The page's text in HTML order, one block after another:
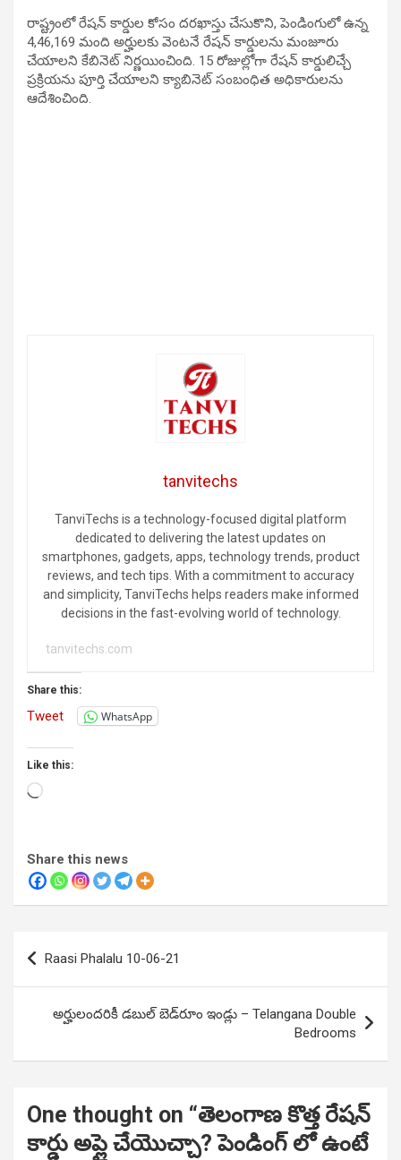
రాష్ట్రంలో రేషన్ కార్డుల కోసం దరఖాస్తు చేసుకొని, పెండింగులో ఉన్న
4,46,169 మంది అర్హులకు వెంటనే రేషన్ కార్డులను మంజూరు
చేయాలని కేబినెట్ నిర్ణయించింది. 15 రోజుల్లోగా రేషన్ కార్డులిచ్చే
ప్రక్రియను పూర్తి చేయాలని క్యాబినెట్ సంబంధిత అధికారులను
ఆదేశించింది.
tanvitechs
TanviTechs is a technology-focused digital platform
dedicated to delivering the latest updates on
smartphones, gadgets, apps, technology trends, product
reviews, and tech tips. With a commitment to accuracy
and simplicity, TanviTechs helps readers make informed
decisions in the fast-evolving world of technology.
tanvitechs.com
Share this:
Tweet WhatsApp
Like this:
Loading…
Share this news
Post
navigation
Raasi Phalalu 10-06-21
అర్హులందరికీ డబుల్ బెడ్‌రూం ఇండ్లు – Telangana Double
Bedrooms
One thought on “తెలంగాణ కొత్త రేషన్
కార్డు అప్లై చేయొచ్చా? పెండింగ్ లో ఉంటే